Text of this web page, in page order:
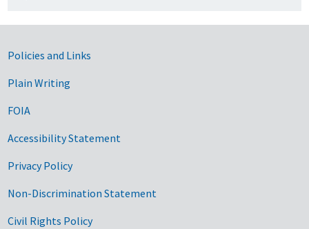
Government Links
Policies and Links
Plain Writing
FOIA
Accessibility Statement
Privacy Policy
Non-Discrimination Statement
Civil Rights Policy